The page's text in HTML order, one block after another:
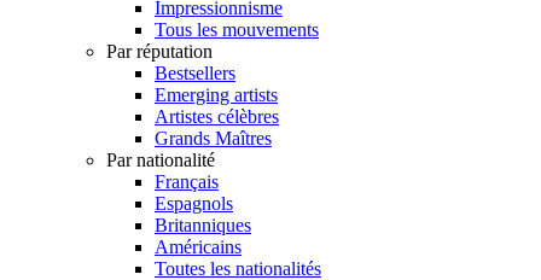
Impressionnisme
Tous les mouvements
Par réputation
Bestsellers
Emerging artists
Artistes célèbres
Grands Maîtres
Par nationalité
Français
Espagnols
Britanniques
Américains
Toutes les nationalités